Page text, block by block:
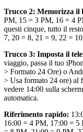
Trucco 2: Memorizza il
PM, 15 = 3 PM, 16 = 4
questi cinque, tutto il
7, 20 = 8, 21 = 9, 22 =
Trucco 3: Imposta il
viaggio, passa il tuo
> Formato 24 Ore) o
> Usa formato 24 ore) al
vedere 14:00 sulla
automatica.
Riferimento rapido:
16:00 = 4 PM, 17:00 =